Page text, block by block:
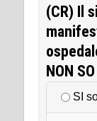
(CR) Il
NON SO
SI